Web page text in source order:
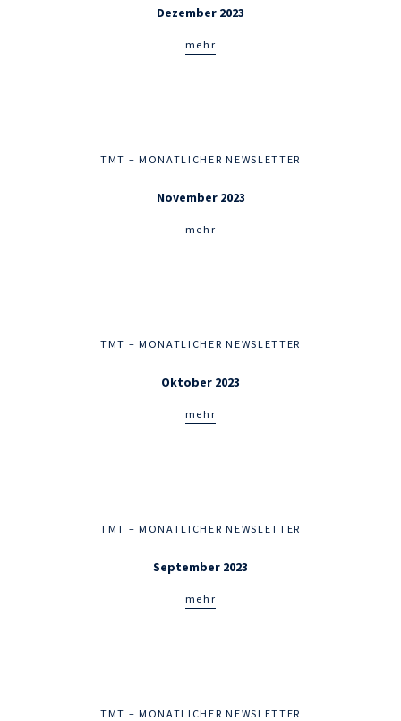
Dezember 2023
mehr
TMT – MONATLICHER NEWSLETTER
November 2023
mehr
TMT – MONATLICHER NEWSLETTER
Oktober 2023
mehr
TMT – MONATLICHER NEWSLETTER
September 2023
mehr
TMT – MONATLICHER NEWSLETTER